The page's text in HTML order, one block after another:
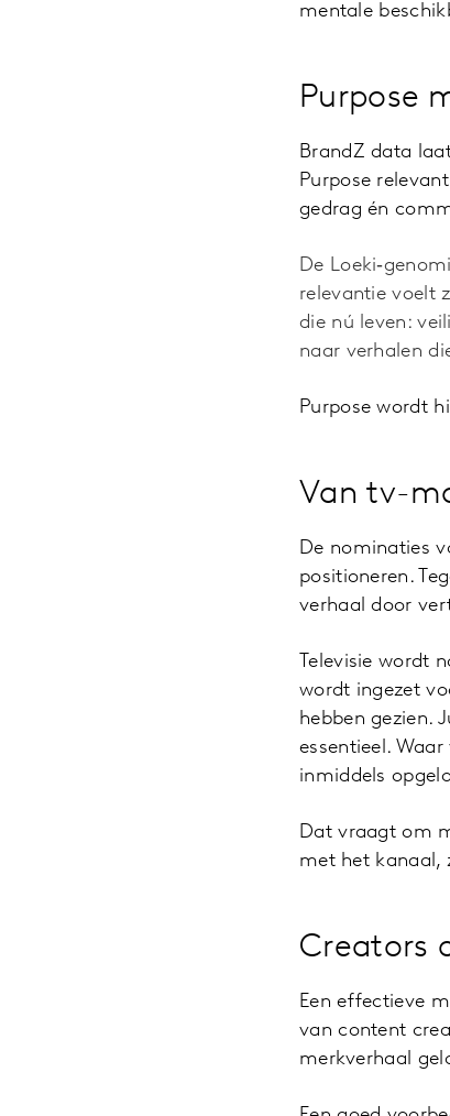
mentale
Purpose
BrandZ data
Purpose
gedrag én
De
relevantie voelt
die nú leven:
naar verhalen
Purpose wordt
Van tv-
De nominaties
positioneren.
verhaal door
Televisie wordt
wordt ingezet
hebben gezien.
essentieel.
inmiddels
Dat vraagt om
met het kanaal,
Creators
Een effectieve
van content
merkverhaal